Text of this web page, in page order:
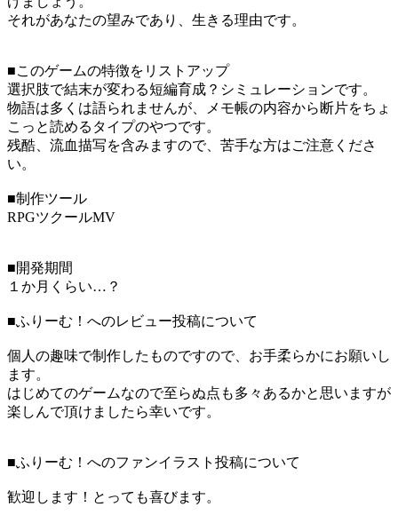
それがあなたの望みであり、生きる理由です。
■このゲームの特徴をリストアップ
選択肢で結末が変わる短編育成？シミュレーションです。
物語は多くは語られませんが、メモ帳の内容から断片をちょ
こっと読めるタイプのやつです。
残酷、流血描写を含みますので、苦手な方はご注意くださ
い。
■制作ツール
RPGツクールMV
■開発期間
１か月くらい…？
■ふりーむ！へのレビュー投稿について
個人の趣味で制作したものですので、お手柔らかにお願いし
ます。
はじめてのゲームなので至らぬ点も多々あるかと思いますが
楽しんで頂けましたら幸いです。
■ふりーむ！へのファンイラスト投稿について
歓迎します！とっても喜びます。